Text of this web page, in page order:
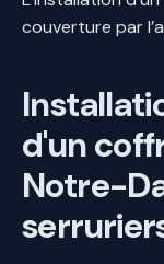
couverture par
d'un
Notre-